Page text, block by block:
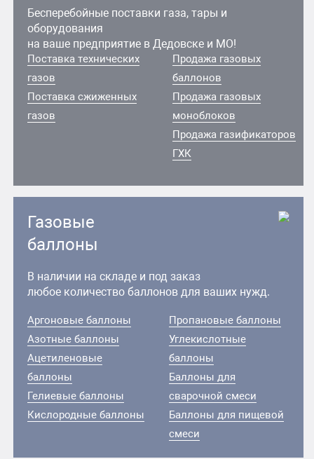
Бесперебойные поставки газа, тары и
оборудования
на ваше предприятие в Дедовске и МО!
Поставка технических
газов
Поставка сжиженных
газов
Продажа газовых
баллонов
Продажа газовых
моноблоков
Продажа газификаторов
ГХК
Газовые
баллоны
В наличии на складе и под заказ
любое количество баллонов для ваших нужд.
Аргоновые баллоны
Азотные баллоны
Ацетиленовые
баллоны
Гелиевые баллоны
Кислородные баллоны
Пропановые баллоны
Углекислотные
баллоны
Баллоны для
сварочной смеси
Баллоны для пищевой
смеси